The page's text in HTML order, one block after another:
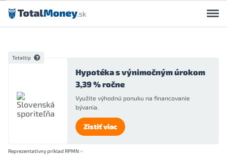
Preskočiť na obsah
Totaltip
Hypotéka s výnimočným úrokom
3,39 % ročne
Využite výhodnú ponuku na financovanie
bývania.
Zistiť viac
Reprezentatívny príklad RPMN